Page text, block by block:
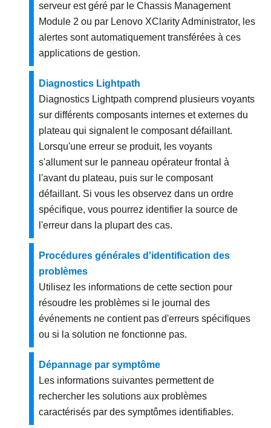
serveur est géré par le Chassis Management
Module 2 ou par Lenovo XClarity Administrator, les
alertes sont automatiquement transférées à ces
applications de gestion.
Diagnostics Lightpath
Diagnostics Lightpath comprend plusieurs voyants
sur différents composants internes et externes du
plateau qui signalent le composant défaillant.
Lorsqu'une erreur se produit, les voyants
s'allument sur le panneau opérateur frontal à
l'avant du plateau, puis sur le composant
défaillant. Si vous les observez dans un ordre
spécifique, vous pourrez identifier la source de
l'erreur dans la plupart des cas.
Procédures générales d'identification des
problèmes
Utilisez les informations de cette section pour
résoudre les problèmes si le journal des
événements ne contient pas d'erreurs spécifiques
ou si la solution ne fonctionne pas.
Dépannage par symptôme
Les informations suivantes permettent de
rechercher les solutions aux problèmes
caractérisés par des symptômes identifiables.